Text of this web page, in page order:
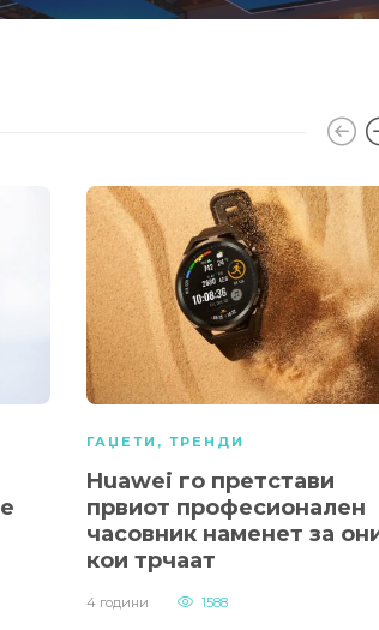
ГАЏЕТИ , ТРЕНДИ
Huawei го претстави
првиот професионален
часовник наменет за
кои трчаат
4 години 1588